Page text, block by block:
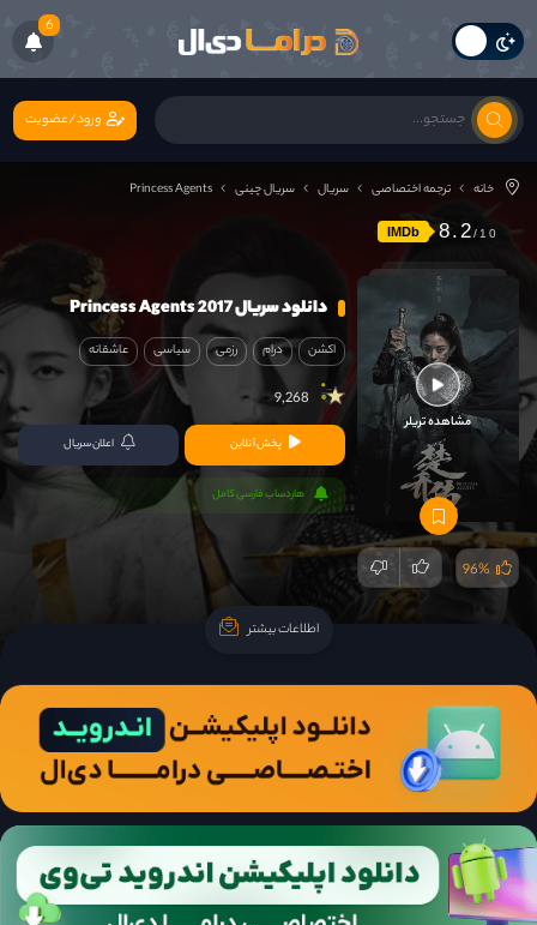
6
ورود/عضویت
خانه ترجمه اختصاصی سریال سریال چینی Princess Agents
IMDb 8.2
مشاهده تریلر
96%
دانلود سریال Princess Agents 2017
اکشن درام رزمی سیاسی عاشقانه
9,268
پخش آنلاین اعلان سریال
هاردساب فارسی کامل
اطلاعات بیشتر